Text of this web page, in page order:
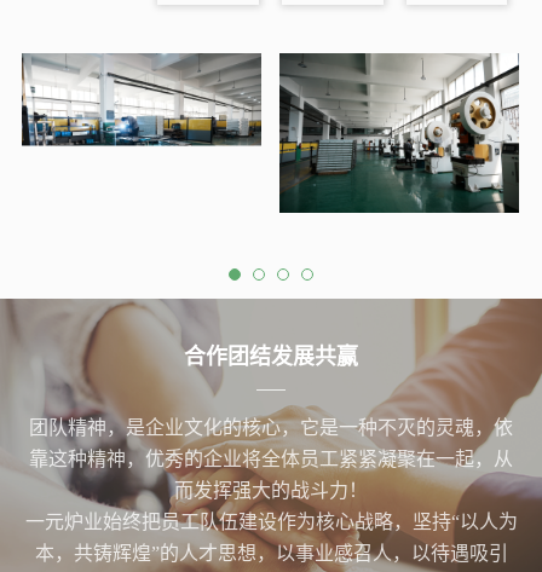
合作团结发展共赢
团队精神，是企业文化的核心，它是一种不灭的灵魂，依
靠这种精神，优秀的企业将全体员工紧紧凝聚在一起，从
而发挥强大的战斗力！
一元炉业始终把员工队伍建设作为核心战略，坚持“以人为
本，共铸辉煌”的人才思想，以事业感召人，以待遇吸引